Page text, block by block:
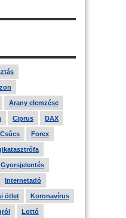
Arany elemzése
Ciprus DAX
Forex
Gyorsjelentés
Internetadó
ötlet Koronavírus
Lottó